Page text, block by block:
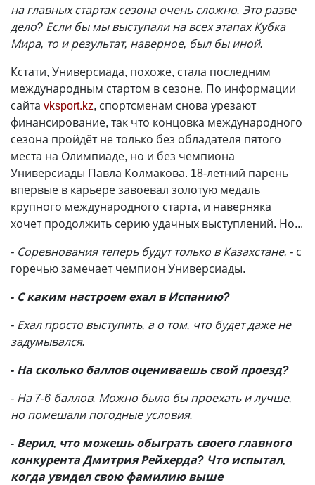
на главных стартах сезона очень сложно. Это разве
дело? Если бы мы выступали на всех этапах Кубка
Мира, то и результат, наверное, был бы иной.
Кстати, Универсиада, похоже, стала последним
международным стартом в сезоне. По информации
сайта vksport.kz, спортсменам снова урезают
финансирование, так что концовка международного
сезона пройдёт не только без обладателя пятого
места на Олимпиаде, но и без чемпиона
Универсиады Павла Колмакова. 18-летний парень
впервые в карьере завоевал золотую медаль
крупного международного старта, и наверняка
хочет продолжить серию удачных выступлений. Но...
- Соревнования теперь будут только в Казахстане, - с
горечью замечает чемпион Универсиады.
- С каким настроем ехал в Испанию?
- Ехал просто выступить, а о том, что будет даже не
задумывался.
- На сколько баллов оцениваешь свой проезд?
- На 7-6 баллов. Можно было бы проехать и лучше,
но помешали погодные условия.
- Верил, что можешь обыграть своего главного
конкурента Дмитрия Рейхерда? Что испытал,
когда увидел свою фамилию выше